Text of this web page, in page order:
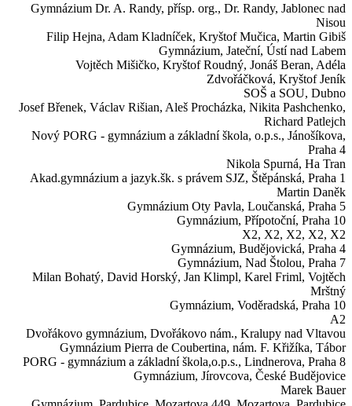
Gymnázium Dr. A. Randy, přísp. org., Dr. Randy, Jablonec nad
Nisou
Filip Hejna, Adam Kladníček, Kryštof Mučica, Martin Gibiš
Gymnázium, Jateční, Ústí nad Labem
Vojtěch Mišičko, Kryštof Roudný, Jonáš Beran, Adéla
Zdvořáčková, Kryštof Jeník
SOŠ a SOU, Dubno
Josef Břenek, Václav Rišian, Aleš Procházka, Nikita Pashchenko,
Richard Patlejch
Nový PORG - gymnázium a základní škola, o.p.s., Jánošíkova,
Praha 4
Nikola Spurná, Ha Tran
Akad.gymnázium a jazyk.šk. s právem SJZ, Štěpánská, Praha 1
Martin Daněk
Gymnázium Oty Pavla, Loučanská, Praha 5
Gymnázium, Přípotoční, Praha 10
X2, X2, X2, X2, X2
Gymnázium, Budějovická, Praha 4
Gymnázium, Nad Štolou, Praha 7
Milan Bohatý, David Horský, Jan Klimpl, Karel Friml, Vojtěch
Mrštný
Gymnázium, Voděradská, Praha 10
A2
Dvořákovo gymnázium, Dvořákovo nám., Kralupy nad Vltavou
Gymnázium Pierra de Coubertina, nám. F. Křižíka, Tábor
PORG - gymnázium a základní škola,o.p.s., Lindnerova, Praha 8
Gymnázium, Jírovcova, České Budějovice
Marek Bauer